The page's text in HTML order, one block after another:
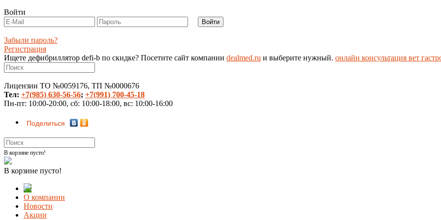
Войти
Забыли пароль?
Регистрация
Ищете дефибриллятор defi-b по скидке? Посетите сайт компании dealmed.ru и выберите нужный. онлайн консультация вет
Лицензии ТО №0059176, ТП №0000676
Тел: +7(985) 630-56-56; +7(991) 700-45-18
Пн-пт: 10:00-20:00, сб: 10:00-18:00, вс: 10:00-16:00
Поделиться
В корзине пусто!
В корзине пусто!
О компании
Новости
Акции